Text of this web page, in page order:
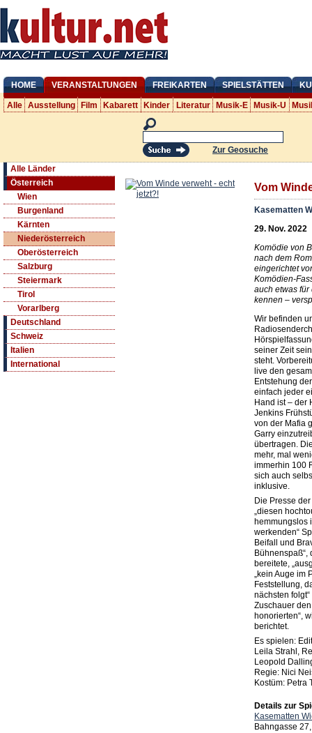
HOME VERANSTALTUNGEN FREIKARTEN SPIELSTÄTTEN
Alle Ausstellung Film Kabarett Kinder Literatur Musik-E Musik-U
Zur Geosuche
Alle Länder
Österreich
Wien
Burgenland
Kärnten
Niederösterreich
Oberösterreich
Salzburg
Steiermark
Tirol
Vorarlberg
Deutschland
Schweiz
Italien
International
Vom
Kasematten
29. Nov. 2022
Komödie von
nach dem
eingerichtet
Komödien-
auch etwas
kennen –
Wir befinden
seiner Zeit
steht.
live den
Entstehung
einfach jeder
Hand ist – der
Jenkins
von der Mafia
Garry
übertragen.
mehr, mal
immerhin 100
sich auch
inklusive.
Die Presse
„diesen
hemmungslos
werkenden“
Beifall und
Bühnenspaß“,
bereitete,
„kein Auge im
Feststellung,
nächsten
Zuschauer
honorierten“,
berichtet.
Es spielen:
Leila Strahl,
Leopold
Regie: Nici
Kostüm: Petra
Details zur
Kasematten
Bahngasse